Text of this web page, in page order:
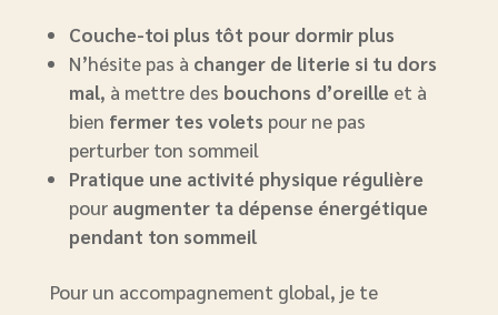
Couche-toi plus tôt pour dormir plus
N’hésite pas à changer de literie si tu dors
mal, à mettre des bouchons d’oreille et à
bien fermer tes volets pour ne pas
perturber ton sommeil
Pratique une activité physique régulière
pour augmenter ta dépense énergétique
pendant ton sommeil
Pour un accompagnement global, je te